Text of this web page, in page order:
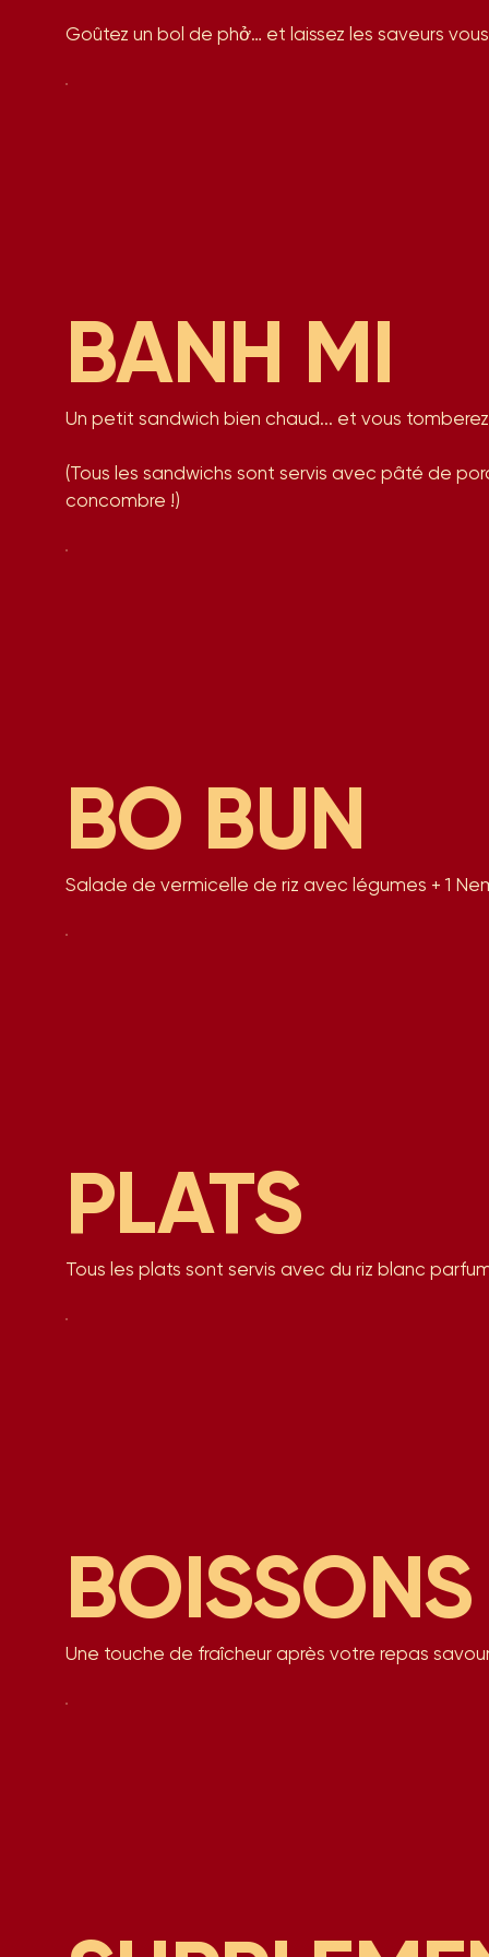
Goûtez un bol de phở… et laissez les saveurs
BANH MI
Un petit sandwich bien chaud... et vous
(Tous les sandwichs sont servis avec pâté de
concombre !)
BO BUN
Salade de vermicelle de riz avec légumes + 1
PLATS
Tous les plats sont servis avec du riz blanc
BOISSONS
Une touche de fraîcheur après votre repas